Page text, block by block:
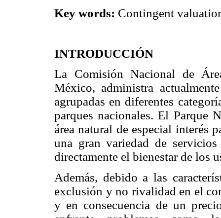
Key words: Contingent
INTRODUCCIÓN
La Comisión Nacional de
México, administra
agrupadas en diferentes
parques nacionales. El Parque
área natural de especial interés
una gran variedad de
directamente el bienestar de los
Además, debido a las
exclusión y no rivalidad en el
y en consecuencia de un